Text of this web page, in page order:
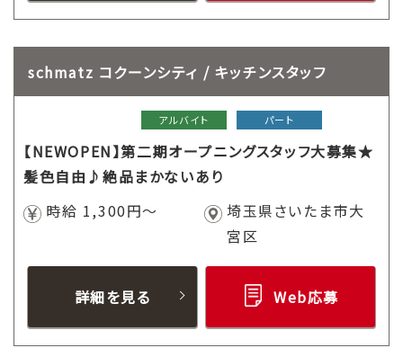
schmatz コクーンシティ / キッチンスタッフ
アルバイト パート
【NEWOPEN】第二期オープニングスタッフ大募集★
髪色自由♪絶品まかないあり
時給 1,300円～
埼玉県さいたま市大
宮区
詳細を見る Web応募